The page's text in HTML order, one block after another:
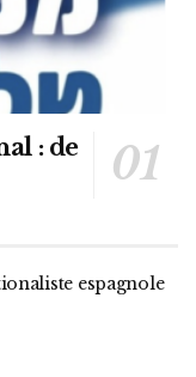
: de
espagnole